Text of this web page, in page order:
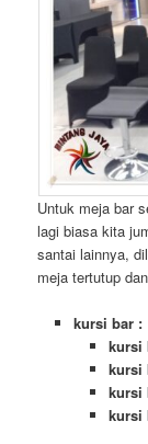
Untuk meja bar
lagi biasa kita
santai lainnya,
meja tertutup
kursi bar :
kursi
kursi
kursi
kursi